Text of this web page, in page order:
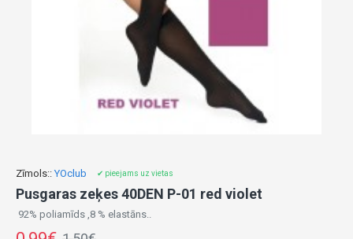
Zīmols:: YOclub ✔ pieejams uz vietas
Pusgaras zeķes 40DEN P-01 red violet
92% poliamīds ,8 % elastāns..